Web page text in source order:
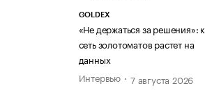
GOLDEX
«Не держаться за решения»:
сеть золотоматов растет на
данных
Интервью
7 августа 2026